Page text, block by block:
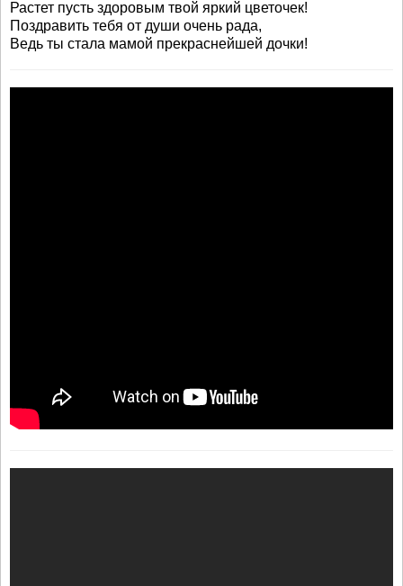
Растет пусть здоровым твой яркий цветочек!
Поздравить тебя от души очень рада,
Ведь ты стала мамой прекраснейшей дочки!